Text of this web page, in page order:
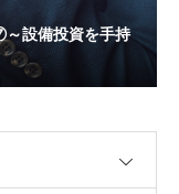
設備投資を手持